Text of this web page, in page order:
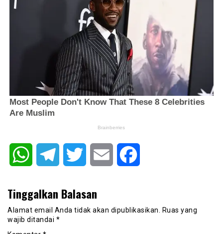
WhatsAppTelegram Twitter Email
Tinggalkan Balasan
Alamat email Anda tidak akan dipublikasikan.
Ruas yang
wajib ditandai *